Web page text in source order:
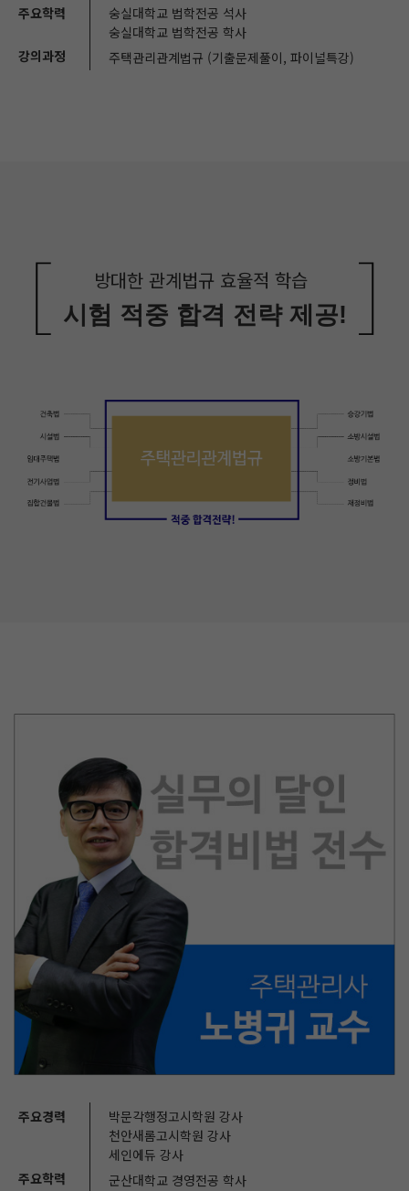
주요학력
숭실대학교 법학전공 석사
숭실대학교 법학전공 학사
강의과정
주택관리관계법규 (기출문제풀이, 파이널특강)
방대한 관계법규 효율적 학습
시험 적중 합격 전략 제공!
주요경력
박문각행정고시학원 강사
천안새롬고시학원 강사
세인에듀 강사
주요학력
군산대학교 경영전공 학사